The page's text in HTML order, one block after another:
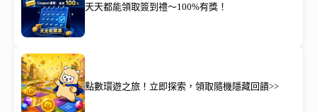
天天都能領取簽到禮～100%有獎！
點數環遊之旅！立即探索，領取隨機隱藏回饋>>